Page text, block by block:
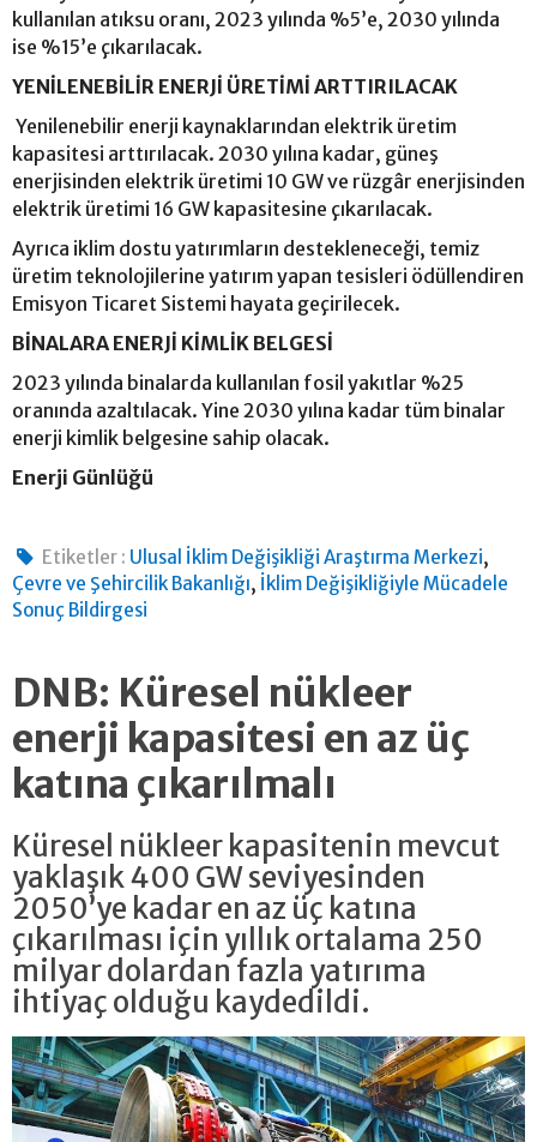
kullanılan atıksu oranı, 2023 yılında %5’e, 2030 yılında
ise %15’e çıkarılacak.
YENİLENEBİLİR ENERJİ ÜRETİMİ ARTTIRILACAK
Yenilenebilir enerji kaynaklarından elektrik üretim
kapasitesi arttırılacak. 2030 yılına kadar, güneş
enerjisinden elektrik üretimi 10 GW ve rüzgâr enerjisinden
elektrik üretimi 16 GW kapasitesine çıkarılacak.
Ayrıca iklim dostu yatırımların destekleneceği, temiz
üretim teknolojilerine yatırım yapan tesisleri ödüllendiren
Emisyon Ticaret Sistemi hayata geçirilecek.
BİNALARA ENERJİ KİMLİK BELGESİ
2023 yılında binalarda kullanılan fosil yakıtlar %25
oranında azaltılacak. Yine 2030 yılına kadar tüm binalar
enerji kimlik belgesine sahip olacak.
Enerji Günlüğü
Etiketler : Ulusal İklim Değişikliği Araştırma Merkezi,
Çevre ve Şehircilik Bakanlığı, İklim Değişikliğiyle Mücadele
Sonuç Bildirgesi
DNB: Küresel nükleer
enerji kapasitesi en az üç
katına çıkarılmalı
Küresel nükleer kapasitenin mevcut
yaklaşık 400 GW seviyesinden
2050’ye kadar en az üç katına
çıkarılması için yıllık ortalama 250
milyar dolardan fazla yatırıma
ihtiyaç olduğu kaydedildi.